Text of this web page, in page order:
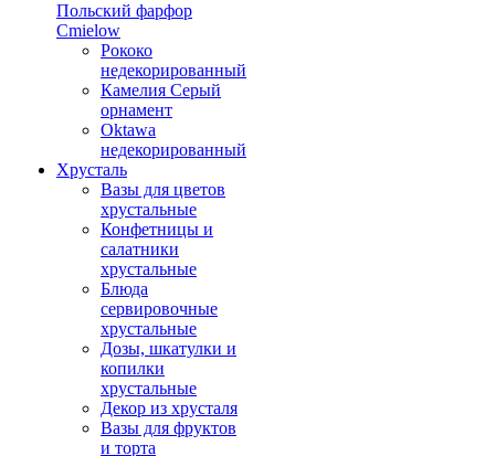
Польский фарфор
Сmielow
Рококо
недекорированный
Камелия Серый
орнамент
Oktawa
недекорированный
Хрусталь
Вазы для цветов
хрустальные
Конфетницы и
салатники
хрустальные
Блюда
сервировочные
хрустальные
Дозы, шкатулки и
копилки
хрустальные
Декор из хрусталя
Вазы для фруктов
и торта